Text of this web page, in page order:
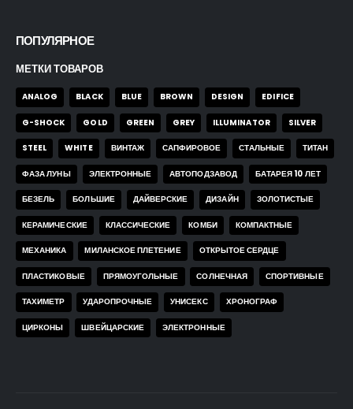
ПОПУЛЯРНОЕ
МЕТКИ ТОВАРОВ
ANALOG BLACK BLUE BROWN DESIGN EDIFICE
G-SHOCK GOLD GREEN GREY ILLUMINATOR SILVER
STEEL WHITE ВИНТАЖ САПФИРОВОЕ СТАЛЬНЫЕ ТИТАН
ФАЗА ЛУНЫ ЭЛЕКТРОННЫЕ АВТОПОДЗАВОД БАТАРЕЯ 10 ЛЕТ
БЕЗЕЛЬ БОЛЬШИЕ ДАЙВЕРСКИЕ ДИЗАЙН ЗОЛОТИСТЫЕ
КЕРАМИЧЕСКИЕ КЛАССИЧЕСКИЕ КОМБИ КОМПАКТНЫЕ
МЕХАНИКА МИЛАНСКОЕ ПЛЕТЕНИЕ ОТКРЫТОЕ СЕРДЦЕ
ПЛАСТИКОВЫЕ ПРЯМОУГОЛЬНЫЕ СОЛНЕЧНАЯ СПОРТИВНЫЕ
ТАХИМЕТР УДАРОПРОЧНЫЕ УНИСЕКС ХРОНОГРАФ
ЦИРКОНЫ ШВЕЙЦАРСКИЕ ЭЛЕКТРОННЫЕ